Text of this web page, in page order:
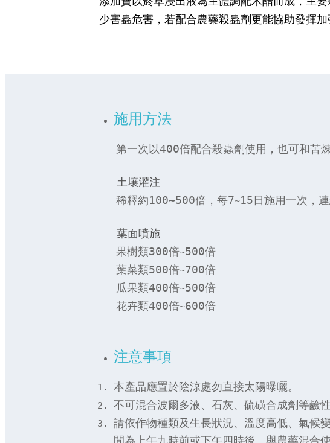
少害蟲危害，若配合農藥殺蟲劑更能協助發揮加
施用方法
第一次以400倍配合殺蟲劑使用，也可和苦煉
土壤灌注
​​ 稀釋約100~500倍，每7~15日施用一次，
葉面噴施
果樹類300倍~500倍
葉菜類500倍~700倍
瓜果類400倍~500倍
花卉類400倍~600倍
注意事項
​本產品應置於陰涼處勿直接太陽曝曬。
不可混合波爾多液、石灰、硫磺合成劑等鹼
請依作物種類及生長狀況、溫度高低、氣候
間為上午九時前或下午四時後。與農藥混合